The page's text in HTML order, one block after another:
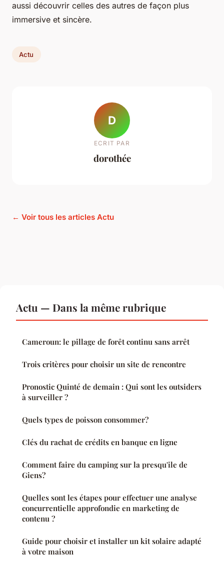
aussi découvrir celles des autres de façon plus
immersive et sincère.
Actu
D
ECRIT PAR
dorothée
← Voir tous les articles Actu
Actu — Dans la même rubrique
Cameroun: le pillage de forêt continu sans arrêt
Trois critères pour choisir un site de rencontre
Pronostic Quinté de demain : Qui sont les outsiders
à surveiller ?
Quels types de poisson consommer?
Clés du rachat de crédits en banque en ligne
Comment faire du camping sur la presqu'ile de
Giens?
Quelles sont les étapes pour effectuer une analyse
concurrentielle approfondie en marketing de
contenu ?
Guide pour choisir et installer un kit solaire adapté
à votre maison